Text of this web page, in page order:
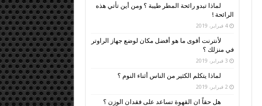
لماذا تبدو رائحة المطر طيبة ؟ ومن أين تأتي هذه
الرائحة !
4 فبراير، 2019
لأنترنت أقوى ما هو أفضل مكان لوضع جهاز الراوتر
في منزلك ؟
3 فبراير، 2019
لماذا يتكلم الكثير من الناس أثناء النوم ؟
2 فبراير، 2019
هل حقاً ان القهوة تساعد على فقدان الوزن ؟